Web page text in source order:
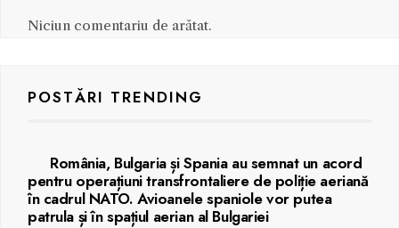
Niciun comentariu de arătat.
POSTĂRI TRENDING
România, Bulgaria și Spania au semnat un acord
pentru operațiuni transfrontaliere de poliție aeriană
în cadrul NATO. Avioanele spaniole vor putea
patrula și în spațiul aerian al Bulgariei